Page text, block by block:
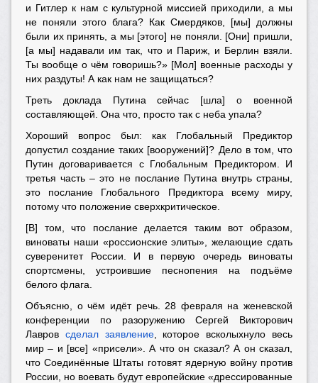
и Гитлер к нам с культурной миссией приходили, а мы
не поняли этого блага? Как Смердяков, [мы] должны
были их принять, а мы [этого] не поняли. [Они] пришли,
[а мы] надавали им так, что и Париж, и Берлин взяли.
Ты вообще о чём говоришь?» [Мол] военные расходы у
них раздуты! А как нам не защищаться?
Треть доклада Путина сейчас [шла] о военной
составляющей. Она что, просто так с неба упала?
Хороший вопрос был: как Глобальный Предиктор
допустил создание таких [вооружений]? Дело в том, что
Путин договаривается с Глобальным Предиктором. И
третья часть – это не послание Путина внутрь страны,
это послание Глобального Предиктора всему миру,
потому что положение сверхкритическое.
[В] том, что послание делается таким вот образом,
виноваты наши «россионские элиты», желающие сдать
суверенитет России. И в первую очередь виноваты
спортсмены, устроившие песнопения на подъёме
белого флага.
Объясню, о чём идёт речь. 28 февраля на женевской
конференции по разоружению Сергей Викторович
Лавров сделал заявление, которое всколыхнуло весь
мир – и [все] «присели». А что он сказал? А он сказал,
что Соединённые Штаты готовят ядерную войну против
России, но воевать будут европейские «дрессированные